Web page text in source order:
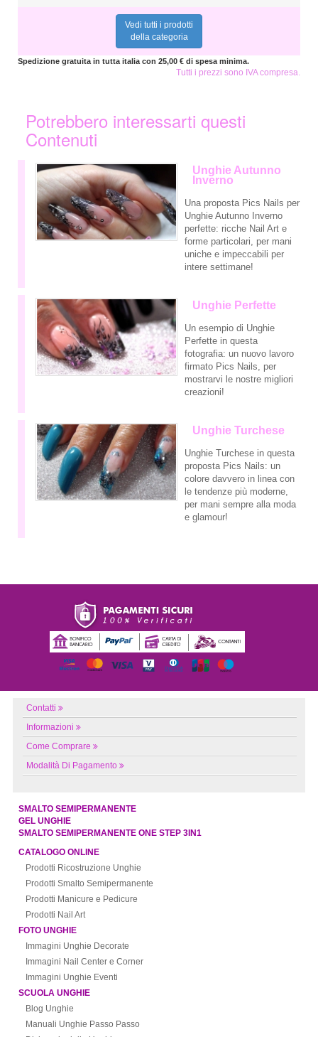
Vedi tutti i prodotti
della categoria
Spedizione gratuita in tutta italia con 25,00 € di spesa minima.
Tutti i prezzi sono IVA compresa.
Potrebbero interessarti questi
Contenuti
Unghie Autunno
Inverno
Una proposta Pics Nails per
Unghie Autunno Inverno
perfette: ricche Nail Art e
forme particolari, per mani
uniche e impeccabili per
intere settimane!
Unghie Perfette
Un esempio di Unghie
Perfette in questa
fotografia: un nuovo lavoro
firmato Pics Nails, per
mostrarvi le nostre migliori
creazioni!
Unghie Turchese
Unghie Turchese in questa
proposta Pics Nails: un
colore davvero in linea con
le tendenze più moderne,
per mani sempre alla moda
e glamour!
Contatti
Informazioni
Come Comprare
Modalità Di Pagamento
SMALTO SEMIPERMANENTE
GEL UNGHIE
SMALTO SEMIPERMANENTE ONE STEP 3IN1
CATALOGO ONLINE
Prodotti Ricostruzione Unghie
Prodotti Smalto Semipermanente
Prodotti Manicure e Pedicure
Prodotti Nail Art
FOTO UNGHIE
Immagini Unghie Decorate
Immagini Nail Center e Corner
Immagini Unghie Eventi
SCUOLA UNGHIE
Blog Unghie
Manuali Unghie Passo Passo